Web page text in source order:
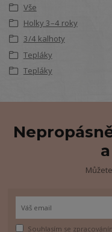
Vše
Holky 3–4 roky
3/4 kalhoty
Tepláky
Tepláky
Souhlasím se